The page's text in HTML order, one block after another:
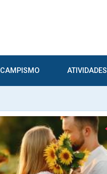
CAMPISMO ATIVIDADES